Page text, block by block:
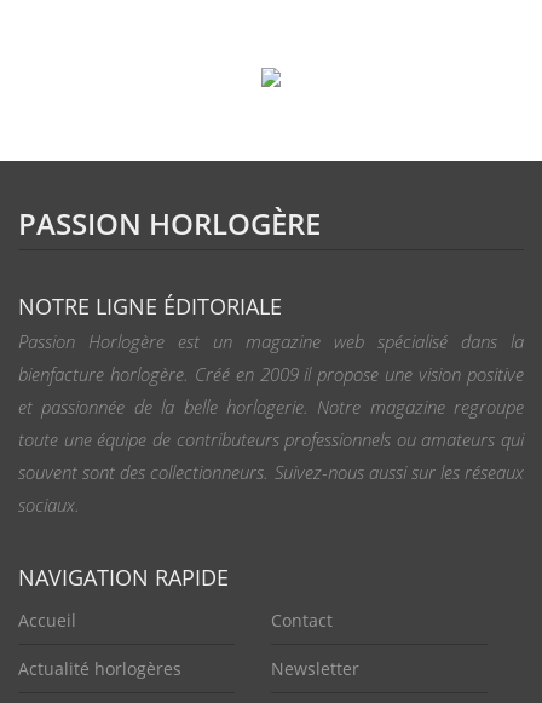
PASSION HORLOGÈRE
NOTRE LIGNE ÉDITORIALE
Passion Horlogère est un magazine web spécialisé dans la
bienfacture horlogère. Créé en 2009 il propose une vision positive
et passionnée de la belle horlogerie. Notre magazine regroupe
toute une équipe de contributeurs professionnels ou amateurs qui
souvent sont des collectionneurs. Suivez-nous aussi sur les réseaux
sociaux.
NAVIGATION RAPIDE
Accueil
Actualité horlogères
Contact
Newsletter